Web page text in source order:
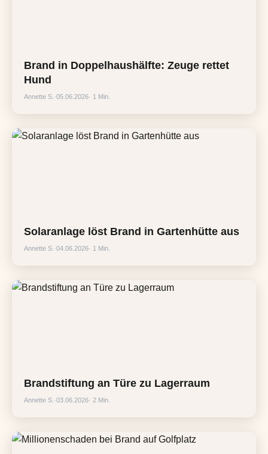
Brand in Doppelhaushälfte: Zeuge rettet
Hund
Annette S. ·05.06.2026· 1 Min.
Solaranlage löst Brand in Gartenhütte aus
Annette S. ·04.06.2026· 1 Min.
Brandstiftung an Türe zu Lagerraum
Annette S. ·03.06.2026· 2 Min.